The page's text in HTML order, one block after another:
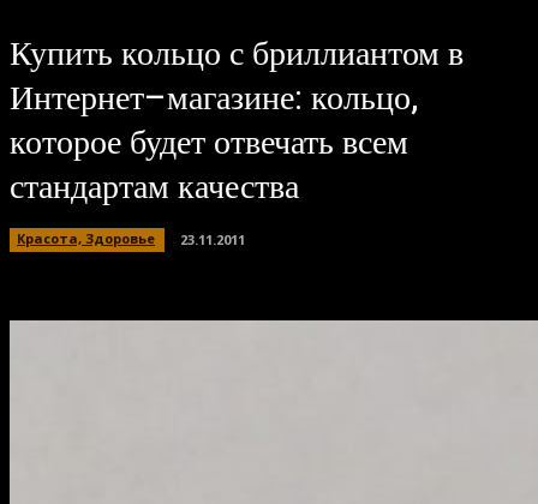
Купить кольцо с бриллиантом в
Интернет–магазине: кольцо,
которое будет отвечать всем
стандартам качества
Красота, Здоровье 23.11.2011